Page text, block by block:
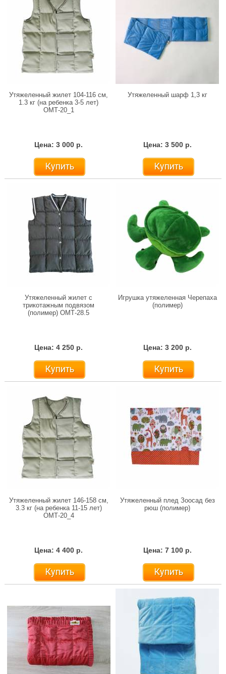
Утяжеленный жилет 104-116 см,
1.3 кг (на ребенка 3-5 лет)
ОМТ-20_1
Цена: 3 000 р.
Купить
Утяжеленный шарф 1,3 кг
Цена: 3 500 р.
Купить
Утяжеленный жилет с
трикотажным подвязом
(полимер) ОМТ-28.5
Цена: 4 250 р.
Купить
Игрушка утяжеленная Черепаха
(полимер)
Цена: 3 200 р.
Купить
Утяжеленный жилет 146-158 см,
3.3 кг (на ребенка 11-15 лет)
ОМТ-20_4
Цена: 4 400 р.
Купить
Утяжеленный плед Зоосад без
рюш (полимер)
Цена: 7 100 р.
Купить